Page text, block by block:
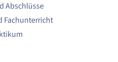
Abschlüsse
Fachunterricht